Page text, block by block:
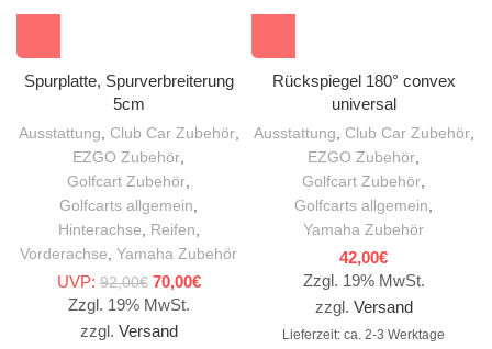
Spurplatte, Spurverbreiterung
5cm
Ausstattung Club Car Zubehör,
EZGO Zubehör
Golfcart Zubehör
Golfcarts allgemein
Hinterachse
Reifen
Vorderachse Yamaha Zubehör
UVP: 92,00€ Ursprünglicher Preis war: 92,00€
70,00€Aktueller Preis ist: 70,00€.
Zzgl. 19% MwSt.
zzgl. Versand
Rückspiegel 180° convex
universal
Ausstattung Club Car Zubehör,
EZGO Zubehör
Golfcart Zubehör
Golfcarts allgemein
Yamaha Zubehör
42,00€
Zzgl. 19% MwSt.
zzgl. Versand
Lieferzeit: ca. 2-3 Werktage